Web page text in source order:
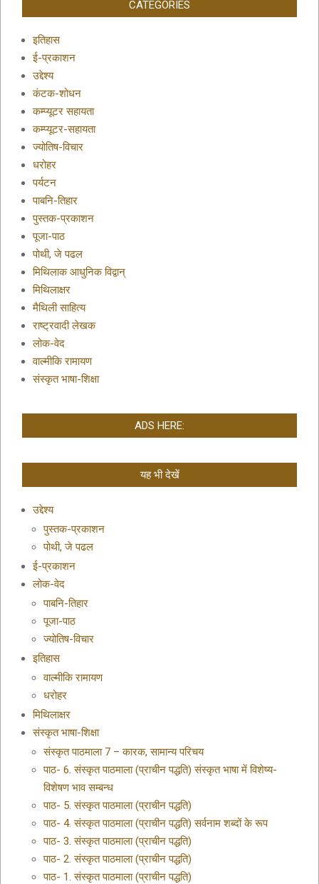
CATEGORIES
इतिहास
ई-प्रकाशन
उद्देश्य
कंटक-शोधन
कम्प्यूटर सहायता
कम्प्यूटर-सहायता
ज्योतिष-विचार
धरोहर
पर्यटन
पाबनि-तिहार
पुस्तक-प्रकाशन
पूजा-पाठ
पोथी, जे पढल
मिथिलाक आधुनिक विद्वान्
मिथिलाक्षर
मैथिली साहित्य
राष्ट्रवादी लेखक
लोक-वेद
वाल्मीकि रामायण
संस्कृत भाषा-शिक्षा
ADS HERE:
यह भी देखें
उद्देश्य
पुस्तक-प्रकाशन
पोथी, जे पढल
ई-प्रकाशन
लोक-वेद
पाबनि-तिहार
पूजा-पाठ
ज्योतिष-विचार
इतिहास
वाल्मीकि रामायण
धरोहर
मिथिलाक्षर
संस्कृत भाषा-शिक्षा
संस्कृत पाठमाला 7 – कारक, सामान्य परिचय
पाठ- 6. संस्कृत पाठमाला (प्राचीन पद्धति) संस्कृत भाषा में विशेष्य-
विशेषण भाव सम्बन्ध
पाठ- 5. संस्कृत पाठमाला (प्राचीन पद्धति)
पाठ- 4. संस्कृत पाठमाला (प्राचीन पद्धति) सर्वनाम शब्दों के रूप
पाठ- 3. संस्कृत पाठमाला (प्राचीन पद्धति)
पाठ- 2. संस्कृत पाठमाला (प्राचीन पद्धति)
पाठ- 1. संस्कृत पाठमाला (प्राचीन पद्धति)